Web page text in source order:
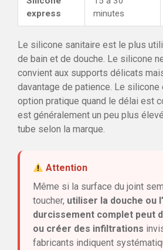
express
minutes
Le silicone sanitaire est le plus
de bain et de douche. Le silicone
convient aux supports délicats
davantage de patience. Le
option pratique quand le délai est
est généralement un peu plus
tube selon la marque.
Attention
Même si la surface du joint
toucher, utiliser la douche ou
durcissement complet peut
ou créer des infiltrations
fabricants indiquent